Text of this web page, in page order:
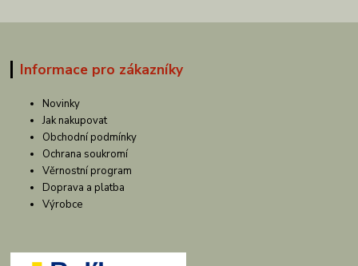
Informace pro zákazníky
Novinky
Jak nakupovat
Obchodní podmínky
Ochrana soukromí
Věrnostní program
Doprava a platba
Výrobce